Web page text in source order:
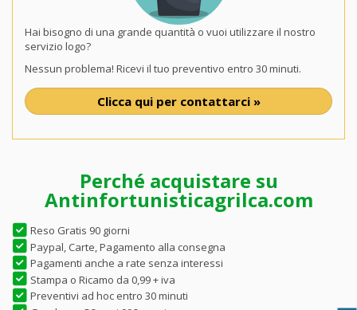
Hai bisogno di una grande quantità o vuoi utilizzare il nostro
servizio logo?
Nessun problema! Ricevi il tuo preventivo entro 30 minuti.
Clicca qui per contattarci »
Perché acquistare su
Antinfortunisticagrilca.com
Reso Gratis 90 giorni
Paypal, Carte, Pagamento alla consegna
Pagamenti anche a rate senza interessi
Stampa o Ricamo da 0,99 + iva
Preventivi ad hoc entro 30 minuti